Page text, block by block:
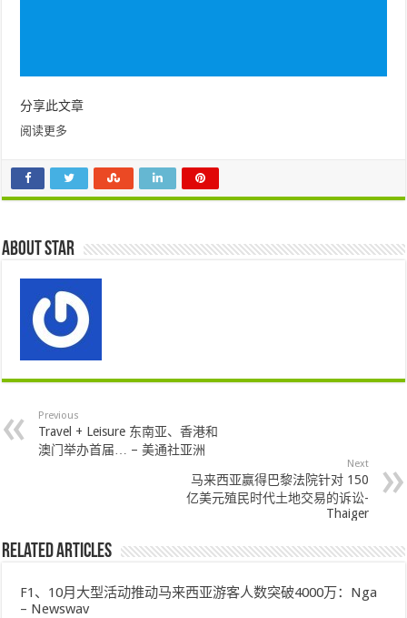
分享此文章
阅读更多
About star
Previous
Travel + Leisure 东南亚、香港和
澳门举办首届… – 美通社亚洲
Next
马来西亚赢得巴黎法院针对 150
亿美元殖民时代土地交易的诉讼-
Thaiger
Related Articles
F1、10月大型活动推动马来西亚游客人数突破4000万：Nga
– Newswav